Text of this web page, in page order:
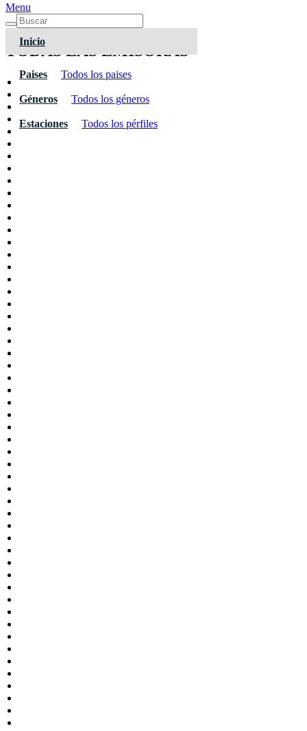
Menu
Inicio
Paises Todos los paises
Géneros Todos los géneros
Estaciones Todos los pérfiles
TODAS LAS EMISORAS